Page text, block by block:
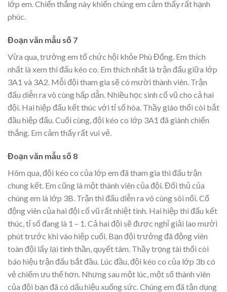
lớp em. Chiến thắng này khiến chúng em cảm thấy rất hạnh
phúc.
Đoạn văn mẫu số 7
Vừa qua, trường em tổ chức hội khỏe Phù Đổng. Em thích
nhất là xem thi đấu kéo co. Em thích nhất là trận đấu giữa lớp
3A1 và 3A2. Mỗi đội tham gia sẽ có mười thành viên. Trận
đấu diễn ra vô cùng hấp dẫn. Nhiều học sinh cổ vũ cho cả hai
đội. Hai hiệp đấu kết thúc với tỉ số hòa. Thầy giáo thổi còi bắt
đầu hiệp đấu. Cuối cùng, đội kéo co lớp 3A1 đã giành chiến
thắng. Em cảm thấy rất vui vẻ.
Đoạn văn mẫu số 8
Hôm qua, đội kéo co của lớp em đã tham gia thi đấu trận
chung kết. Em cũng là một thành viên của đội. Đối thủ của
chúng em là lớp 3B. Trận thi đấu diễn ra vô cùng sôi nổi. Cổ
động viên của hai đội cổ vũ rất nhiệt tình. Hai hiệp thi đấu kết
thúc, tỉ số đang là 1 – 1. Cả hai đội sẽ được nghỉ giải lao mười
phút trước khi vào hiệp cuối. Bạn đội trưởng đã động viên
toàn đội lấy lại tinh thần, quyết tâm. Thầy trọng tài thổi còi
báo hiệu trận đấu bắt đầu. Lúc đầu, đội kéo co của lớp 3b có
vẻ chiếm ưu thế hơn. Nhưng sau một lúc, một số thành viên
của đội bạn đã có dấu hiệu xuống sức. Chúng em đã tận dụng